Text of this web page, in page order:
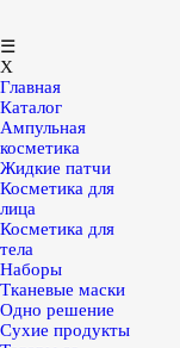
☰
X
Главная
Каталог
Ампульная
косметика
Жидкие патчи
Косметика для
лица
Косметика для
тела
Наборы
Тканевые маски
Одно решение
Сухие продукты